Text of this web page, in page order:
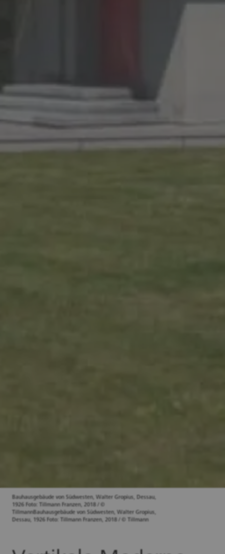
Bauhausgebäude von Südwesten, Walter Gropius, Dessau,
1926 Foto: Tillmann Franzen, 2018 / ©
TillmannBauhausgebäude von Südwesten, Walter Gropius,
Dessau, 1926 Foto: Tillmann Franzen, 2018 / © Tillmann